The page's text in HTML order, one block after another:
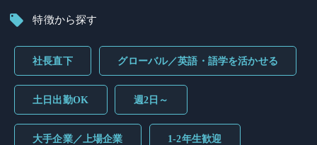
特徴から探す
社長直下 グローバル／英語・語学を活かせる
土日出勤OK 週2日～
大手企業／上場企業 1-2年生歓迎